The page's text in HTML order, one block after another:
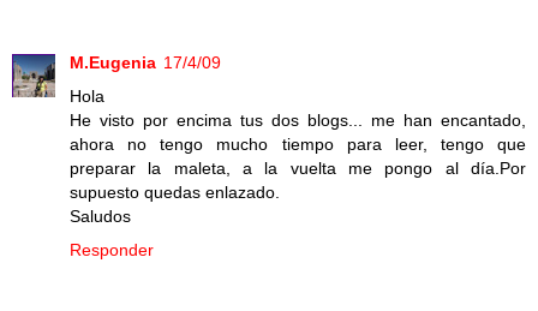
M.Eugenia 17/4/09
Hola
He visto por encima tus dos blogs... me han encantado,
ahora no tengo mucho tiempo para leer, tengo que
preparar la maleta, a la vuelta me pongo al día.Por
supuesto quedas enlazado.
Saludos
Responder